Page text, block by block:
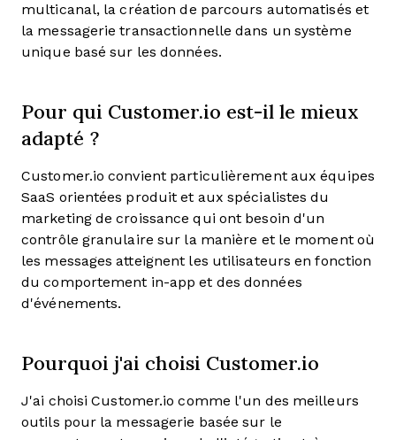
multicanal, la création de parcours automatisés et
la messagerie transactionnelle dans un système
unique basé sur les données.
Pour qui Customer.io est-il le mieux
adapté ?
Customer.io convient particulièrement aux équipes
SaaS orientées produit et aux spécialistes du
marketing de croissance qui ont besoin d'un
contrôle granulaire sur la manière et le moment où
les messages atteignent les utilisateurs en fonction
du comportement in-app et des données
d'événements.
Pourquoi j'ai choisi Customer.io
J'ai choisi Customer.io comme l'un des meilleurs
outils pour la messagerie basée sur le